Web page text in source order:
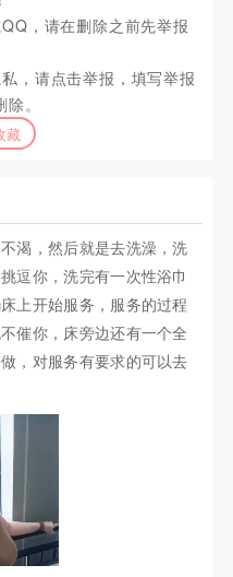
，请在删除之前先举报
，请点击举报，填写举报
。
藏
渴，然后就是去洗澡，洗
逗你，洗完有一次性浴巾
上开始服务，服务的过程
催你，床旁边还有一个全
，对服务有要求的可以去